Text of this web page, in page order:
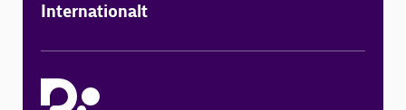
Internationalt